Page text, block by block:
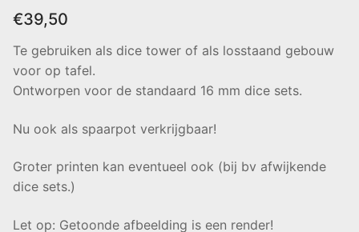
€39,50
Te gebruiken als dice tower of als losstaand gebouw
voor op tafel.
Ontworpen voor de standaard 16 mm dice sets.
Nu ook als spaarpot verkrijgbaar!
Groter printen kan eventueel ook (bij bv afwijkende
dice sets.)
Let op: Getoonde afbeelding is een render!